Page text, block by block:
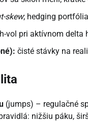
skew; hedging
vol pri aktívnom delta
čisté stávky na
(jumps) – regulačné
nižšiu páku,